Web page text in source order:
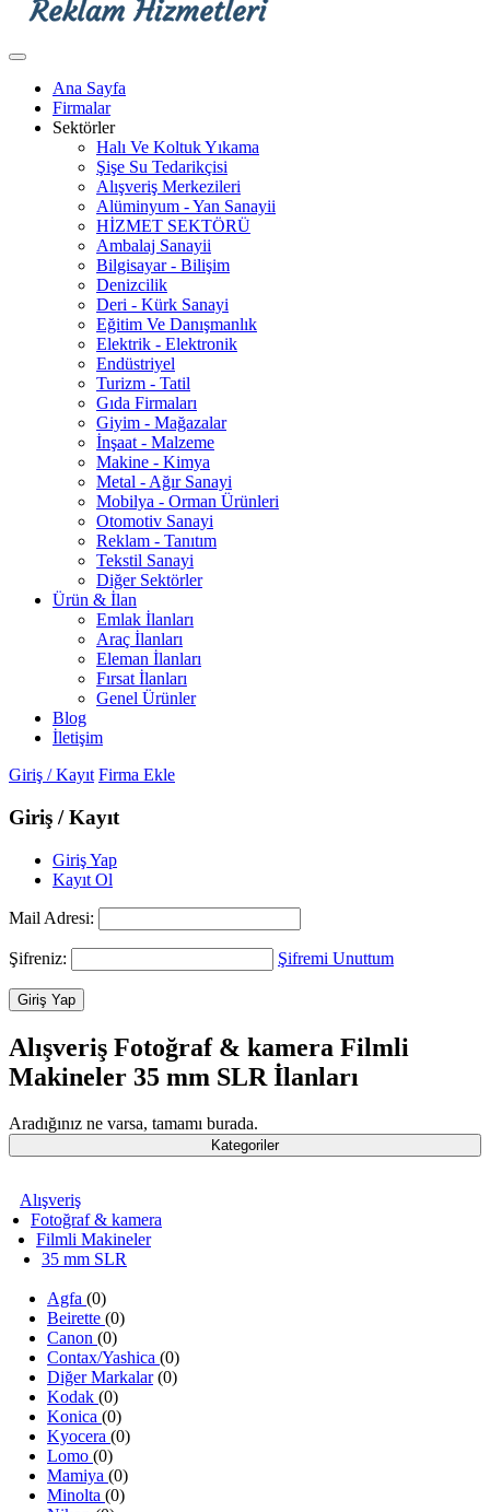
Ana Sayfa
Firmalar
Sektörler
Halı Ve Koltuk Yıkama
Şişe Su Tedarikçisi
Alışveriş Merkezileri
Alüminyum - Yan Sanayii
HİZMET SEKTÖRÜ
Ambalaj Sanayii
Bilgisayar - Bilişim
Denizcilik
Deri - Kürk Sanayi
Eğitim Ve Danışmanlık
Elektrik - Elektronik
Endüstriyel
Turizm - Tatil
Gıda Firmaları
Giyim - Mağazalar
İnşaat - Malzeme
Makine - Kimya
Metal - Ağır Sanayi
Mobilya - Orman Ürünleri
Otomotiv Sanayi
Reklam - Tanıtım
Tekstil Sanayi
Diğer Sektörler
Ürün & İlan
Emlak İlanları
Araç İlanları
Eleman İlanları
Fırsat İlanları
Genel Ürünler
Blog
İletişim
Giriş / Kayıt Firma Ekle
Giriş / Kayıt
Giriş Yap
Kayıt Ol
Mail Adresi:
Şifreniz: Şifremi Unuttum
Alışveriş Fotoğraf & kamera Filmli
Makineler 35 mm SLR İlanları
Aradığınız ne varsa, tamamı burada.
Kategoriler
Alışveriş
Fotoğraf & kamera
Filmli Makineler
35 mm SLR
Agfa (0)
Beirette (0)
Canon (0)
Contax/Yashica (0)
Diğer Markalar(0)
Kodak (0)
Konica (0)
Kyocera (0)
Lomo (0)
Mamiya (0)
Minolta (0)